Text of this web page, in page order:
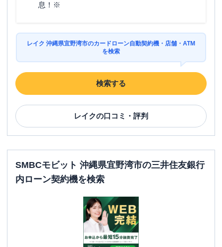
息！※
レイク 沖縄県宜野湾市のカードローン自動契約機・店舗・ATM
を検索
検索する
レイクの口コミ・評判
SMBCモビット 沖縄県宜野湾市の三井住友銀行
内ローン契約機を検索